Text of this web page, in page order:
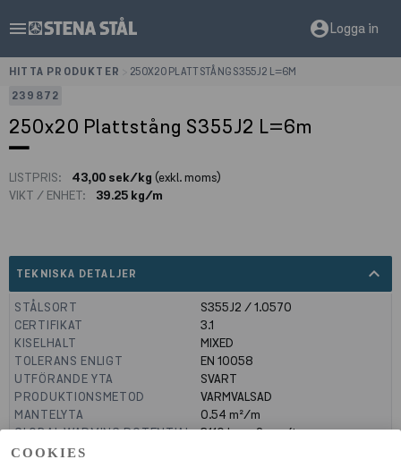
COOKIES
menu account_circleLogga in
HITTA PRODUKTER
250X20 PLATTSTÅNG S355J2 L=6M
239872
250x20 Plattstång S355J2 L=6m
LISTPRIS: 43,00 sek/kg (exkl. moms)
VIKT / ENHET:
39.25 kg/m
TEKNISKA DETALJER expand_less
STÅLSORT
S355J2 / 1.0570
CERTIFIKAT
3.1
KISELHALT
MIXED
TOLERANS ENLIGT
EN 10058
UTFÖRANDE YTA
SVART
PRODUKTIONSMETOD
VARMVALSAD
MANTELYTA
0.54 m²/m
GLOBAL WARMING POTENTIAL
(A1-A3)
3110kg co2-eq./ton